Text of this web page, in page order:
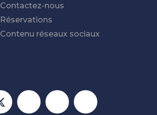
Contactez-nous
Réservations
Contenu réseaux sociaux